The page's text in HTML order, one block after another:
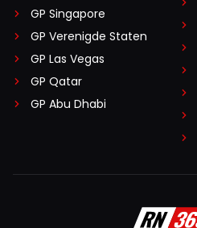
GP Singapore
GP Verenigde Staten
GP Las Vegas
GP Qatar
GP Abu Dhabi